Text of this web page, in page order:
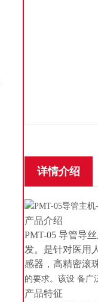
详情介绍
产品介绍
PMT-05 导管导
发。是针对医用
感器，高精密滚
的要求。该设 备广
产品特征